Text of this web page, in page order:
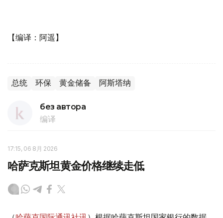
【编译：阿遥】
总统 环保 黄金储备 阿斯塔纳
без автора
编译
17:15, 06 8月 2026
哈萨克斯坦黄金价格继续走低